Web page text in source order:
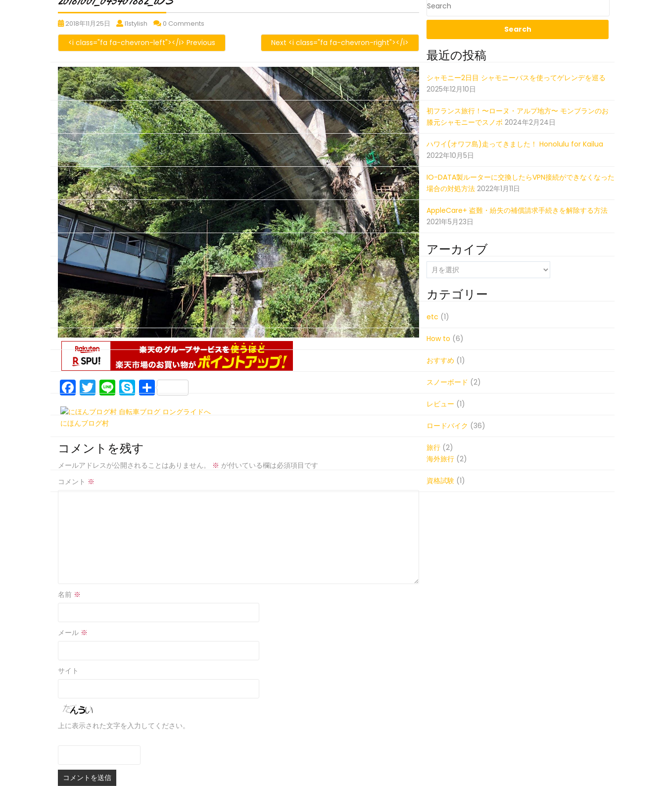
2018年11月25日 20181001_045407882_iOS
l1stylish 20181001_045407882_iOS
0 Comments
<i class="fa fa-chevron-left"></i> Previous Next <i class="fa fa-chevron-right"></i>
20181001_045407882_iOS
F
a
c
b
o
o
T
w
itt
Li
n
e
S
k
y
e
共
有
にほんブログ村
コメントを残す
メールアドレスが公開されることはありません。 ※ が付いている欄は必須項目です
コメント ※
名前 ※
メール ※
サイト
上に表示された文字を入力してください。
最近の投稿
シャモニー2日目 シャモニーバスを使ってゲレンデを巡る
2025年12月10日
初フランス旅行！〜ローヌ・アルプ地方〜 モンブランのお
膝元シャモニーでスノボ 2024年2月24日
ハワイ(オワフ島)走ってきました！ Honolulu for Kailua
2022年10月5日
IO-DATA製ルーターに交換したらVPN接続ができなくなった
場合の対処方法 2022年1月11日
AppleCare+ 盗難・紛失の補償請求手続きを解除する方法
2021年5月23日
アーカイブ
ー
カ
イ
ブ
カテゴリー
etc (1)
How to (6)
おすすめ (1)
スノーボード (2)
レビュー (1)
ロードバイク (36)
旅行 (2)
海外旅行 (2)
資格試験 (1)